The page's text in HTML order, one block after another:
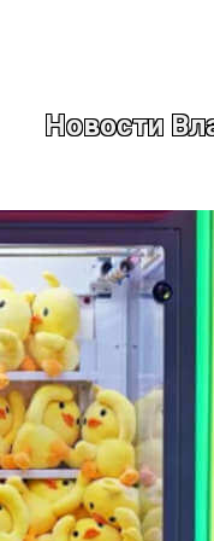
Новости